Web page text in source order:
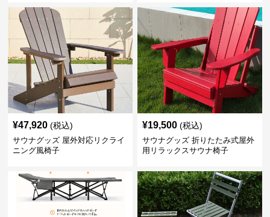
¥47,920 (税込)
サウナグッズ 屋外対応リクライ
ニング風椅子
¥19,500 (税込)
サウナグッズ 折りたたみ式屋外
用リラックスサウナ椅子